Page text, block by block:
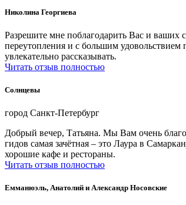
Николина Георгиева
Разрешите мне поблагодарить Вас и ваших
переутопления и с большим
увлекательно рассказывать.
Читать отзыв полностью
Солнцевы
город Санкт-Петербург
Добрый вечер, Татьяна. Мы Вам очень
гидов самая зачётная – это Лаура в
хорошие кафе и рестораны.
Читать отзыв полностью
Емманюэль, Анатолий и Александр Носовские